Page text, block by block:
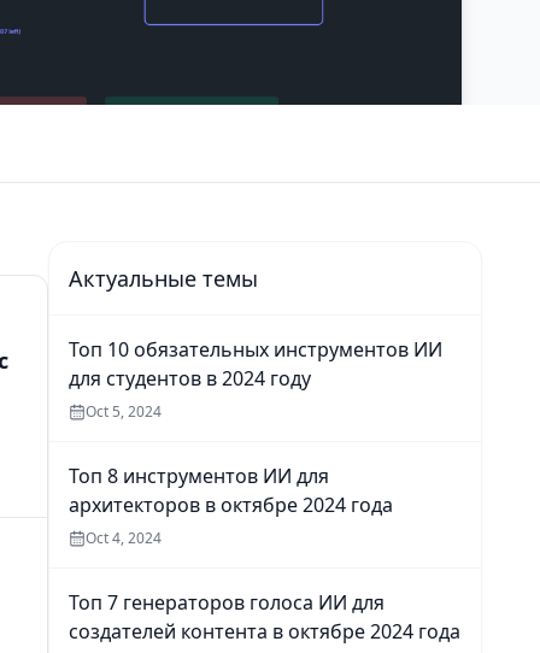
Актуальные темы
Топ 10 обязательных инструментов ИИ
для студентов в 2024 году
Oct 5, 2024
Топ 8 инструментов ИИ для
архитекторов в октябре 2024 года
Oct 4, 2024
Топ 7 генераторов голоса ИИ для
создателей контента в октябре 2024 года